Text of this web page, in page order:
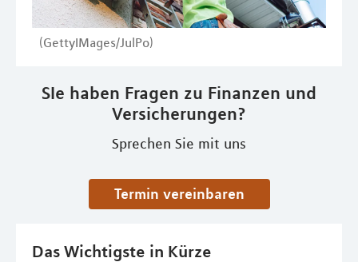
(GettyIMages/JulPo)
SIe haben Fragen zu Finanzen und
Versicherungen?
Sprechen Sie mit uns
Termin vereinbaren
Das Wichtigste in Kürze